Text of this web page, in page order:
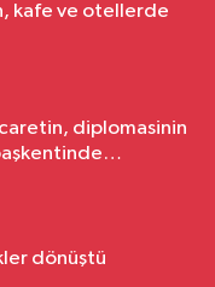
kafe ve otellerde
diplomasinin
dönüştü